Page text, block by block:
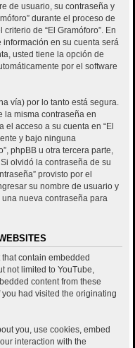
de usuario, su contraseña y
durante el proceso de
de “El Gramóforo”. En
en su cuenta será
usted tiene la opción de
por el software
vía) por lo tanto está segura.
la misma contraseña en
acceso a su cuenta en “El
y bajo ninguna
phpBB u otra tercera parte,
olvidó la contraseña de su
provisto por el
su nombre de usuario y
nueva contraseña para
that contain embedded
not limited to YouTube,
content from these
had visited the originating
you, use cookies, embed
interaction with the